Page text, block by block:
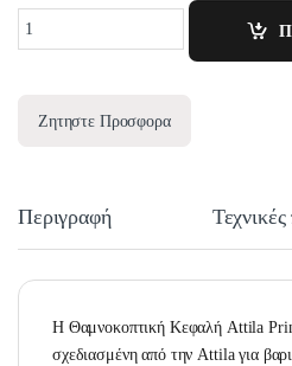
Ζητηστε Προσφορα
Περιγραφή
Η Θαμνοκοπτική Κεφαλή Attila
σχεδιασμένη από την Attila για